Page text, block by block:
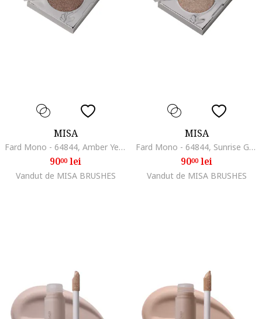
MISA
Fard Mono - 64844, Amber Yellow
9000lei
Vandut de MISA BRUSHES
MISA
Fard Mono - 64844, Sunrise Gold
9000lei
Vandut de MISA BRUSHES